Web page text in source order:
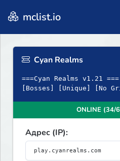
mclist.io
Cyan Realms
===Cyan Realms v1.21
[Bosses] [Unique] [No
ONLINE (34/
Адрес (IP):